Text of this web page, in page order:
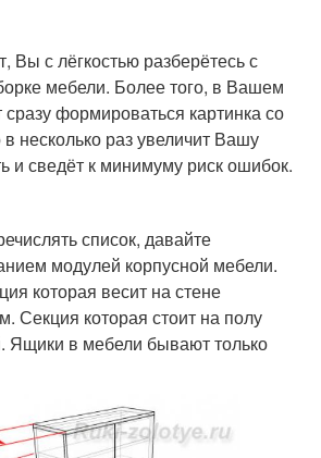
Вы с лёгкостью разберётесь с
мебели. Более того, в Вашем
формироваться картинка со
несколько раз увеличит Вашу
и сведёт к минимуму риск ошибок.
список, давайте
модулей корпусной мебели.
которая весит на стене
Секция которая стоит на полу
Ящики в мебели бывают только